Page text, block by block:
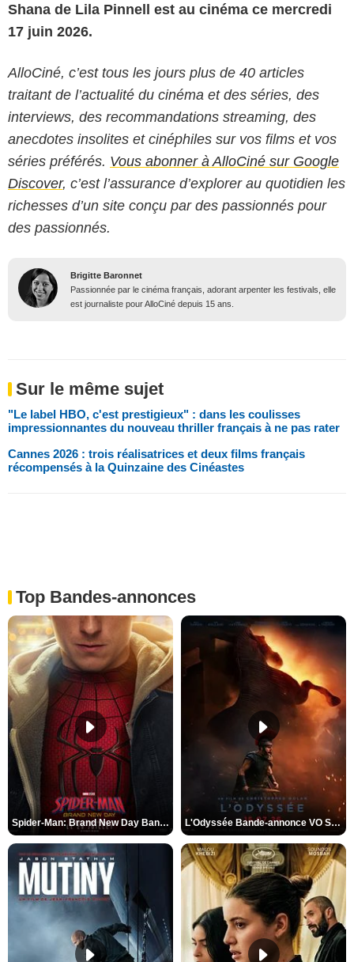
Shana de Lila Pinnell est au cinéma ce mercredi
17 juin 2026.
AlloCiné, c’est tous les jours plus de 40 articles
traitant de l’actualité du cinéma et des séries, des
interviews, des recommandations streaming, des
anecdotes insolites et cinéphiles sur vos films et vos
séries préférés. Vous abonner à AlloCiné sur Google
Discover, c’est l’assurance d’explorer au quotidien les
richesses d’un site conçu par des passionnés pour
des passionnés.
Brigitte Baronnet
Passionnée par le cinéma français, adorant arpenter les festivals, elle
est journaliste pour AlloCiné depuis 15 ans.
Sur le même sujet
"Le label HBO, c'est prestigieux" : dans les coulisses
impressionnantes du nouveau thriller français à ne pas rater
Cannes 2026 : trois réalisatrices et deux films français
récompensés à la Quinzaine des Cinéastes
Top Bandes-annonces
Spider-Man: Brand New Day Bande-annonce VO STFR L'Odyssée Bande-annonce VO STFR